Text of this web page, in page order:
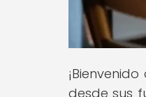
¡Bienvenido
desde sus